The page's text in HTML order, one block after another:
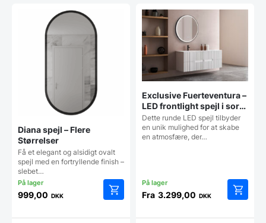
varianter.
Mulighederne
varesiden
Diana spejl – Flere
Størrelser
Få et elegant og alsidigt ovalt
spejl med en fortryllende finish –
slebet…
999,00 DKK
vare
Exclusive Fuerteventura –
LED frontlight spejl i sort
ramme med touch,
antidug, justerbar
lysstyrke og farvetone –
Dette runde LED spejl tilbyder
en unik mulighed for at skabe
en atmosfære, der…
Fra 3.299,00 DKK
vare